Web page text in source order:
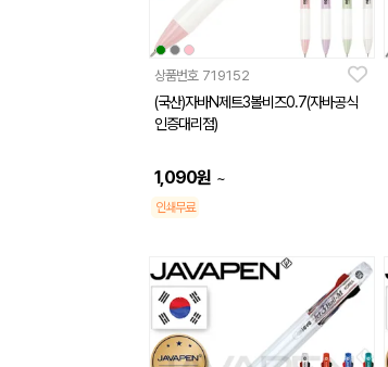
상품번호 719152
(국산)자바N제트3볼비즈0.7(자바공식
인증대리점)
1,090원 ~
인쇄무료